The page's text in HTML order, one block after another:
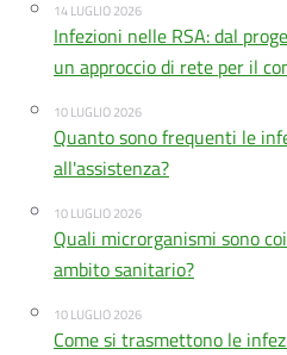
14 LUGLIO 2026
Infezioni nelle RSA: dal
un approccio di rete per il
10 LUGLIO 2026
Quanto sono frequenti le
all'assistenza?
10 LUGLIO 2026
Quali microrganismi sono
ambito sanitario?
10 LUGLIO 2026
Come si trasmettono le